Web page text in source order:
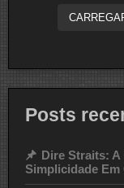
Posts
Dire Straits: A
Simplicidade Em